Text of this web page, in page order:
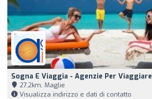
Sogna E Viaggia - Agenzie Per Viaggiare
27,2km, Maglie
Visualizza indirizzo e dati di contatto